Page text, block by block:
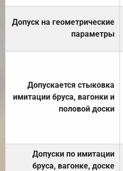
Допуск на геометрические
параметры
Допускается стыковка
имитации бруса, вагонки и
половой доски
Допуски по имитации
бруса, вагонке, доске